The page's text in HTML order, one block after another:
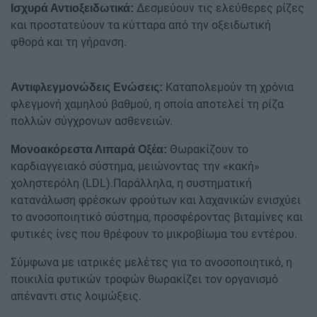
Ισχυρά Αντιοξειδωτικά: Δεσμεύουν τις ελεύθερες ρίζες
και προστατεύουν τα κύτταρα από την οξειδωτική
φθορά και τη γήρανση.
Αντιφλεγμονώδεις Ενώσεις: Καταπολεμούν τη χρόνια
φλεγμονή χαμηλού βαθμού, η οποία αποτελεί τη ρίζα
πολλών σύγχρονων ασθενειών.
Μονοακόρεστα Λιπαρά Οξέα: Θωρακίζουν το
καρδιαγγειακό σύστημα, μειώνοντας την «κακή»
χοληστερόλη (LDL).Παράλληλα, η συστηματική
κατανάλωση φρέσκων φρούτων και λαχανικών ενισχύει
το ανοσοποιητικό σύστημα, προσφέροντας βιταμίνες και
φυτικές ίνες που θρέφουν το μικροβίωμα του εντέρου.
Σύμφωνα με ιατρικές μελέτες για το ανοσοποιητικό, η
ποικιλία φυτικών τροφών θωρακίζει τον οργανισμό
απέναντι στις λοιμώξεις.